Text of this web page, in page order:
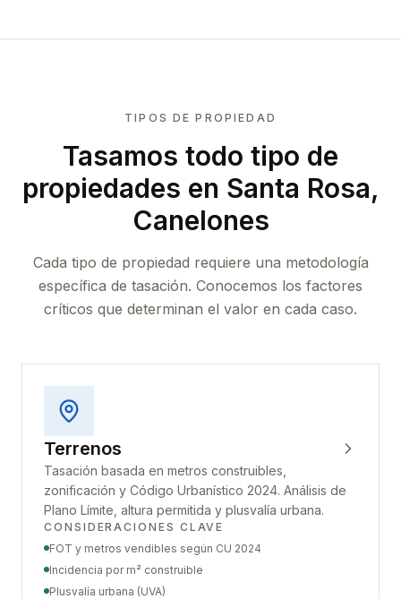
TIPOS DE PROPIEDAD
Tasamos todo tipo de
propiedades en Santa Rosa,
Canelones
Cada tipo de propiedad requiere una metodología
específica de tasación. Conocemos los factores
críticos que determinan el valor en cada caso.
Terrenos
Tasación basada en metros construibles,
zonificación y Código Urbanístico 2024. Análisis de
Plano Límite, altura permitida y plusvalía urbana.
CONSIDERACIONES CLAVE
FOT y metros vendibles según CU 2024
Incidencia por m² construible
Plusvalía urbana (UVA)